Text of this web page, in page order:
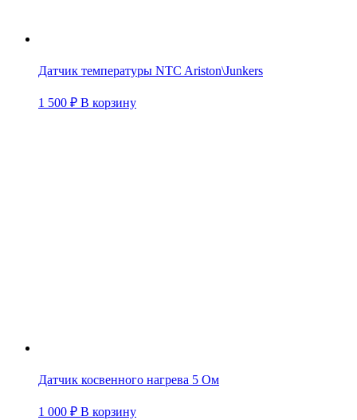
Датчик температуры NTC Ariston\Junkers
1 500 ₽ В корзину
Датчик косвенного нагрева 5 Ом
1 000 ₽ В корзину